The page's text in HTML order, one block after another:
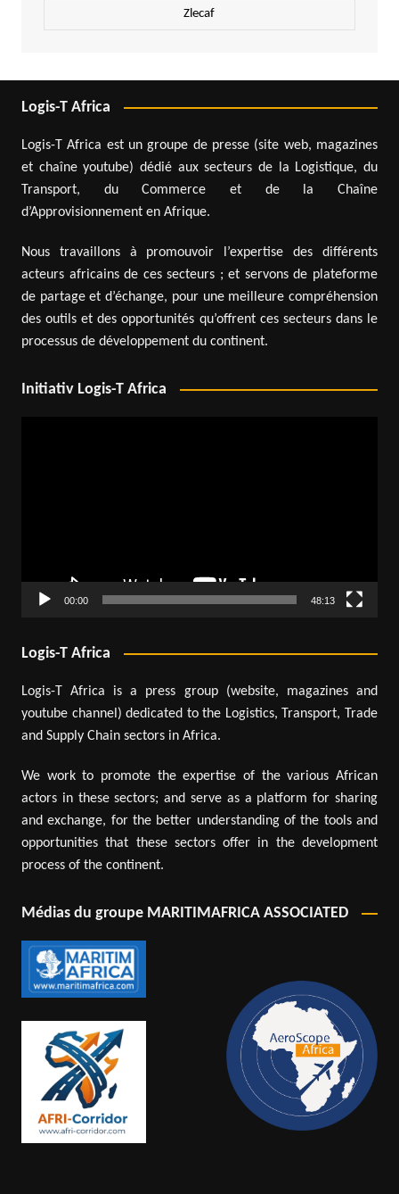
Zlecaf
Logis-T Africa
Logis-T Africa est un groupe de presse (site web, magazines
et chaîne youtube) dédié aux secteurs de la Logistique, du
Transport, du Commerce et de la Chaîne
d’Approvisionnement en Afrique.
Nous travaillons à promouvoir l’expertise des différents
acteurs africains de ces secteurs ; et servons de plateforme
de partage et d’échange, pour une meilleure compréhension
des outils et des opportunités qu’offrent ces secteurs dans le
processus de développement du continent.
Initiativ Logis-T Africa
00:00 48:13
Logis-T Africa
Logis-T Africa is a press group (website, magazines and
youtube channel) dedicated to the Logistics, Transport, Trade
and Supply Chain sectors in Africa.
We work to promote the expertise of the various African
actors in these sectors; and serve as a platform for sharing
and exchange, for the better understanding of the tools and
opportunities that these sectors offer in the development
process of the continent.
Médias du groupe MARITIMAFRICA ASSOCIATED